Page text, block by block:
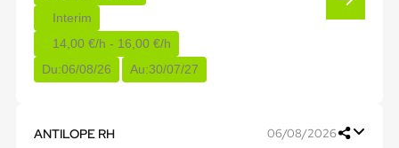
Interim
14,00 €/h - 16,00 €/h
Du:06/08/26 Au:30/07/27
ANTILOPE RH 06/08/2026